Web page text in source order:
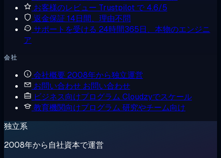
お客様のレビュー Trustpilot で 4.6/5
返金保証 14日間、理由不問
サポートを受ける 24時間365日、本物のエンジニ
ア
会社
会社概要 2008年から独立運営
お問い合わせ お問い合わせ
ビジネス向けプログラム Cloudzyでスケール
教育機関向けプログラム 研究やチーム向け
独立系
2008年から自社資本で運営